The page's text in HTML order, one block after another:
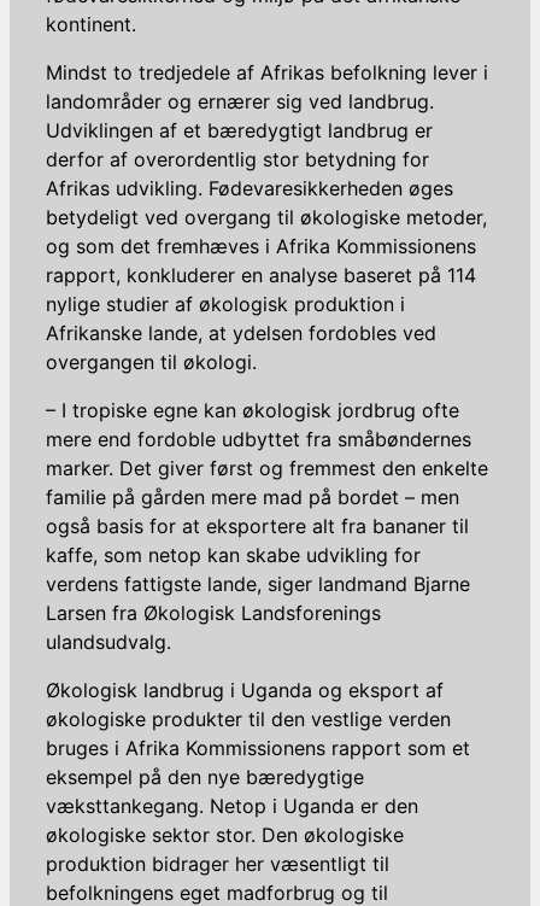
kontinent.
Mindst to tredjedele af Afrikas befolkning lever i
landområder og ernærer sig ved landbrug.
Udviklingen af et bæredygtigt landbrug er
derfor af overordentlig stor betydning for
Afrikas udvikling. Fødevaresikkerheden øges
betydeligt ved overgang til økologiske metoder,
og som det fremhæves i Afrika Kommissionens
rapport, konkluderer en analyse baseret på 114
nylige studier af økologisk produktion i
Afrikanske lande, at ydelsen fordobles ved
overgangen til økologi.
– I tropiske egne kan økologisk jordbrug ofte
mere end fordoble udbyttet fra småbøndernes
marker. Det giver først og fremmest den enkelte
familie på gården mere mad på bordet – men
også basis for at eksportere alt fra bananer til
kaffe, som netop kan skabe udvikling for
verdens fattigste lande, siger landmand Bjarne
Larsen fra Økologisk Landsforenings
ulandsudvalg.
Økologisk landbrug i Uganda og eksport af
økologiske produkter til den vestlige verden
bruges i Afrika Kommissionens rapport som et
eksempel på den nye bæredygtige
væksttankegang. Netop i Uganda er den
økologiske sektor stor. Den økologiske
produktion bidrager her væsentligt til
befolkningens eget madforbrug og til